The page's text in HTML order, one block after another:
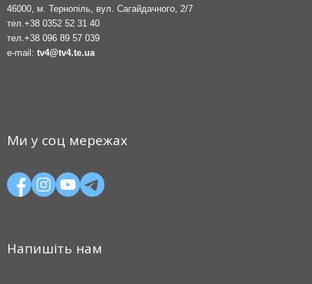
46000, м. Тернопіль, вул. Сагайдачного, 2/7
тел. +38 0352 52 31 40
тел. +38 096 89 57 039
e-mail: tv4@tv4.te.ua
Ми у соц мережах
Напишіть нам